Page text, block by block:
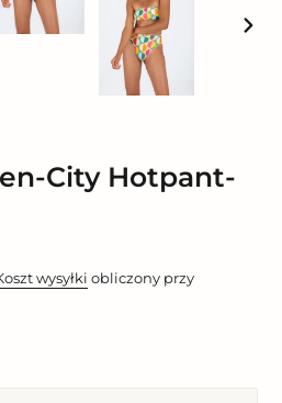
City Hotpant-
wysyłki obliczony przy